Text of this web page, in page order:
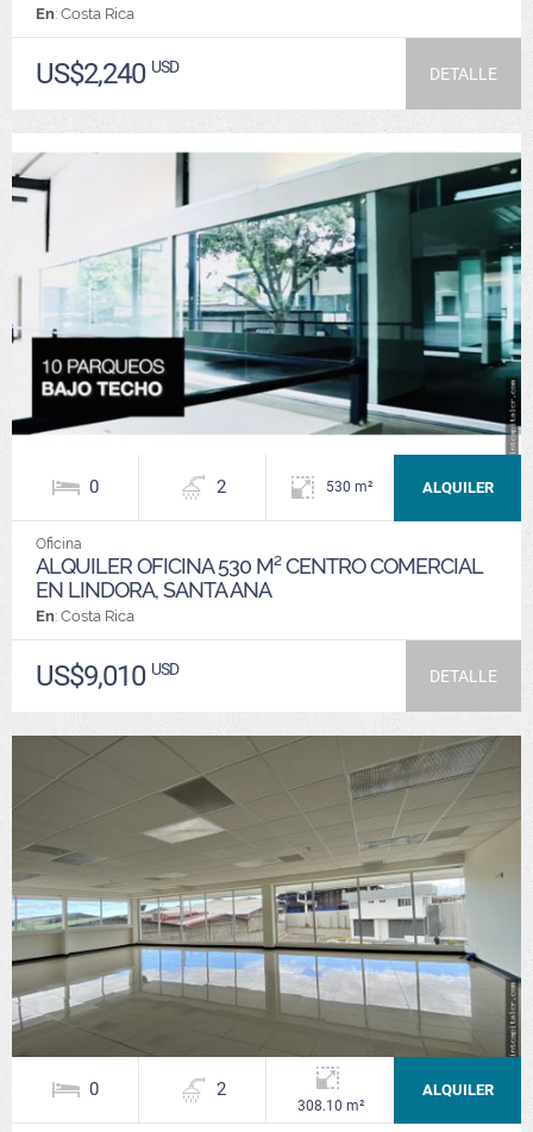
En: Costa Rica
US$2,240 USD DETALLE
0 2 530 m² ALQUILER
Oficina
ALQUILER OFICINA 530 M² CENTRO COMERCIAL
EN LINDORA, SANTA ANA
En: Costa Rica
US$9,010 USD DETALLE
0 2
308.10 m²
ALQUILER